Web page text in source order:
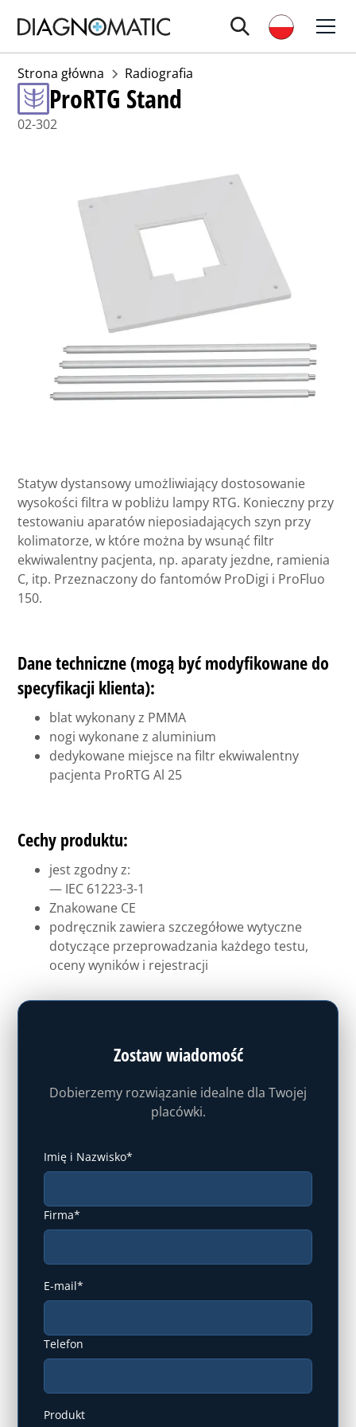
Strona główna Radiografia
ProRTG Stand
02-302
Statyw dystansowy umożliwiający dostosowanie
wysokości filtra w pobliżu lampy RTG. Konieczny przy
testowaniu aparatów nieposiadających szyn przy
kolimatorze, w które można by wsunąć filtr
ekwiwalentny pacjenta, np. aparaty jezdne, ramienia
C, itp. Przeznaczony do fantomów ProDigi i ProFluo
150.
Dane techniczne (mogą być modyfikowane do
specyfikacji klienta):
blat wykonany z PMMA
nogi wykonane z aluminium
dedykowane miejsce na filtr ekwiwalentny
pacjenta ProRTG Al 25
Cechy produktu:
jest zgodny z:
— IEC 61223-3-1
Znakowane CE
podręcznik zawiera szczegółowe wytyczne
dotyczące przeprowadzania każdego testu,
oceny wyników i rejestracji
Zostaw wiadomość
Dobierzemy rozwiązanie idealne dla Twojej
placówki.
Imię i Nazwisko*
Firma*
E-mail*
Telefon
Produkt